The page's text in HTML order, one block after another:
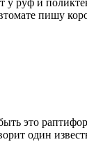
у руф и
пишу
это
один